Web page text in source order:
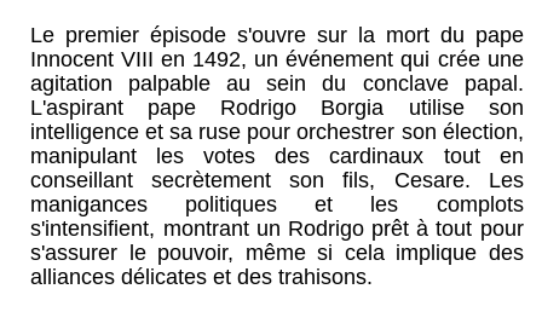
Le premier épisode s'ouvre sur la mort du pape
Innocent VIII en 1492, un événement qui crée une
agitation palpable au sein du conclave papal.
L'aspirant pape Rodrigo Borgia utilise son
intelligence et sa ruse pour orchestrer son élection,
manipulant les votes des cardinaux tout en
conseillant secrètement son fils, Cesare. Les
manigances politiques et les complots
s'intensifient, montrant un Rodrigo prêt à tout pour
s'assurer le pouvoir, même si cela implique des
alliances délicates et des trahisons.